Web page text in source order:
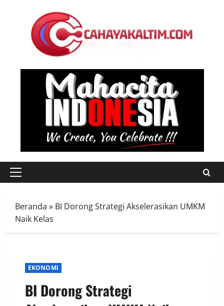
Primary
Beranda » BI Dorong Strategi Akselerasikan UMKM
Naik Kelas
EKONOMI
BI Dorong Strategi